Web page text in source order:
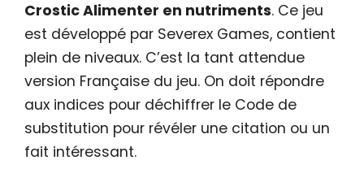
Crostic Alimenter en nutriments. Ce jeu
est développé par Severex Games, contient
plein de niveaux. C’est la tant attendue
version Française du jeu. On doit répondre
aux indices pour déchiffrer le Code de
substitution pour révéler une citation ou un
fait intéressant.